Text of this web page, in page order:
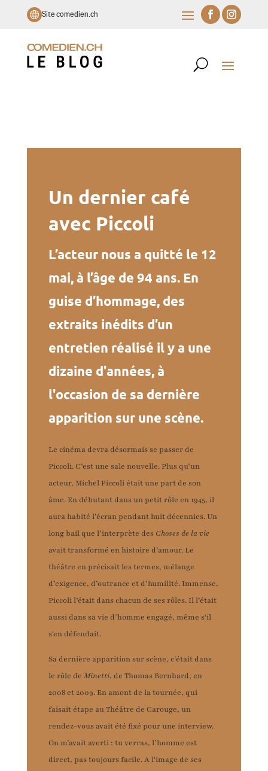
Site comedien.ch
Un dernier café
avec Piccoli
L’acteur nous a quitté le 12
mai, à l’âge de 94 ans. En
guise d’hommage, des
extraits inédits d’un
entretien réalisé il y a une
dizaine d'années, à
l'occasion de sa dernière
apparition sur une scène.
Le cinéma devra désormais se passer de
Piccoli. C’est une sale nouvelle. Plus qu’un
acteur, Michel Piccoli était une part de son
âme. En débutant dans un petit rôle en 1945, il
aura habité l’écran pendant huit décennies. Un
long bail que l’interprète des Choses de la vie
avait transformé en histoire d’amour. Le
théâtre en précisait les termes, mélange
d’exigence, d’outrance et d’humilité. Immense,
Piccoli l’était dans chacun de ses rôles. Il l’était
aussi dans sa vie d’homme engagé, même s'il
s'en défendait.
Sa dernière apparition sur scène, c’était dans
le rôle de Minetti, de Thomas Bernhard, en
2008 et 2009. En amont de la tournée, qui
faisait étape au Théâtre de Carouge, un
rendez-vous avait été fixé pour une interview.
On m’avait averti : tu verras, l’homme est
direct, pas toujours facile. A l'image de ses